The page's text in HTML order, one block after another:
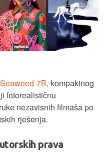
Seaweed-7B, kompaktnog
fotorealističnu
nezavisnih filmaša po
rješenja.
prava